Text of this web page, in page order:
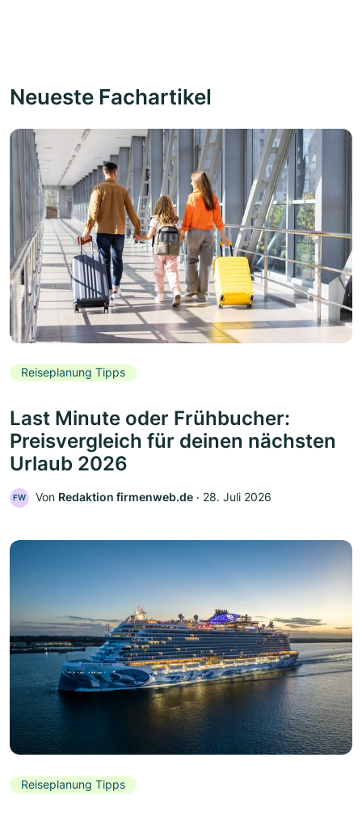
Neueste Fachartikel
Reiseplanung Tipps
Last Minute oder Frühbucher:
Preisvergleich für deinen nächsten
Urlaub 2026
FW Von Redaktion firmenweb.de ‧ 28. Juli 2026
Reiseplanung Tipps